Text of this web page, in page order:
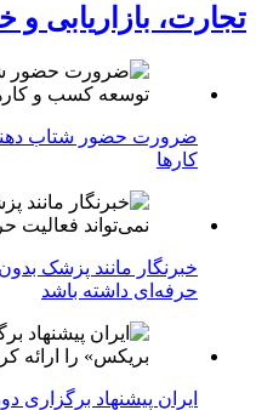
تجارت، بازاریابی و
ضرورت حضور شتاب
کارها
خبرنگار مانند پزشک
حرفه‌ای داشته باشد
ایران پیشنهاد برگزاری